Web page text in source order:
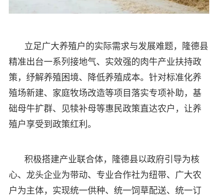
立足广大养殖户的实际需求与发展难题，隆德县
精准出台一系列接地气、实效强的肉牛产业扶持政
策，纾解养殖困境、降低养殖成本。针对标准化养
殖场新建、家庭牧场改造等项目落实专项补助，基
础母牛扩群、见犊补母等惠民政策直达农户，让养
殖户享受到政策红利。
积极搭建产业联合体，隆德县以政府引导为核
心、龙头企业为带动、专业合作社为纽带、广大农
户为主体，实现统一供种、统一饲草配送、统一订